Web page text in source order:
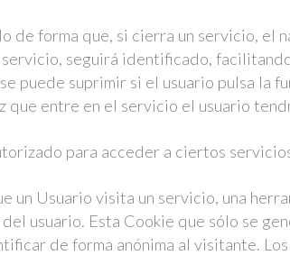
de forma que, si cierra un servicio, el
seguirá identificado,
puede suprimir si el usuario pulsa la
que entre en el servicio el usuario
para acceder a ciertos
un Usuario visita un servicio, una
usuario. Esta Cookie que sólo se
de forma anónima al visitante.